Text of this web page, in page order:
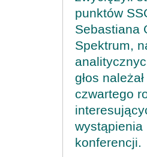
punktów
Sebastiana
Spektrum,
głos
czwartego
wystąpienia
konferencji.